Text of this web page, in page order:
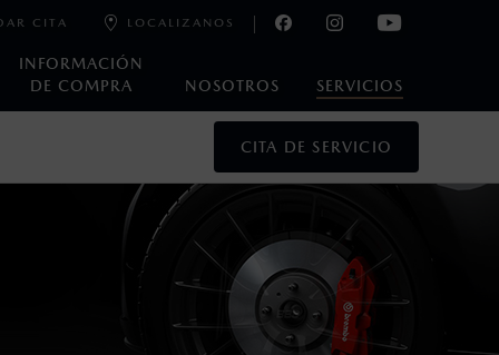
INFORMACIÓN
DE COMPRA
NOSOTROS SERVICIOS
CITA LOCALIZANOS
CITA DE SERVICIO
de los Estados Unidos Mexicanos, incluyen: I.V.A., e
Mazda de México, se reserva el derecho de